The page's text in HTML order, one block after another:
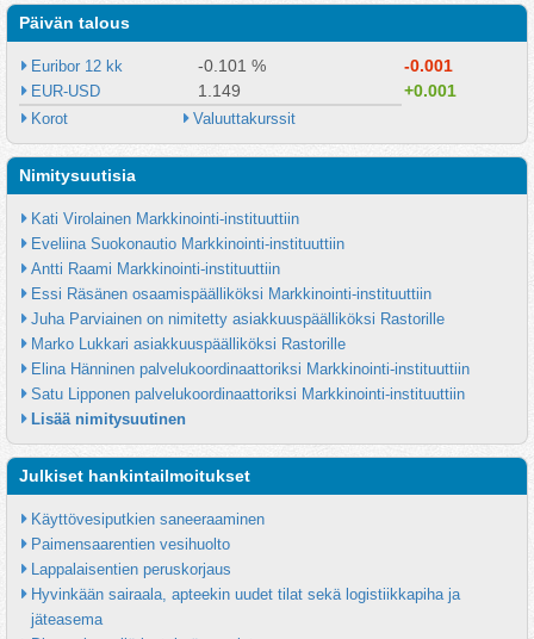
Päivän talous
Euribor 12 kk -0.101 % -0.001
EUR-USD 1.149 +0.001
Korot Valuuttakurssit
Nimitysuutisia
Kati Virolainen Markkinointi-instituuttiin
Eveliina Suokonautio Markkinointi-instituuttiin
Antti Raami Markkinointi-instituuttiin
Essi Räsänen osaamispäälliköksi Markkinointi-instituuttiin
Juha Parviainen on nimitetty asiakkuuspäälliköksi Rastorille
Marko Lukkari asiakkuuspäälliköksi Rastorille
Elina Hänninen palvelukoordinaattoriksi Markkinointi-instituuttiin
Satu Lipponen palvelukoordinaattoriksi Markkinointi-instituuttiin
Lisää nimitysuutinen
Julkiset hankintailmoitukset
Käyttövesiputkien saneeraaminen
Paimensaarentien vesihuolto
Lappalaisentien peruskorjaus
Hyvinkään sairaala, apteekin uudet tilat sekä logistiikkapiha ja
jäteasema